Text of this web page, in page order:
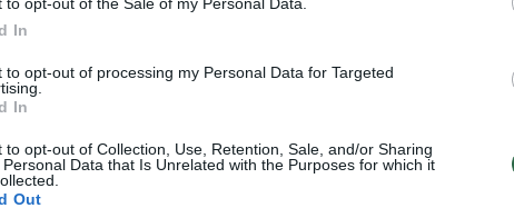
In
to opt-out of processing my Personal Data for Targeted
In
to opt-out of Collection, Use, Retention, Sale, and/or Sharing
Data that Is Unrelated with the Purposes for which it
Out